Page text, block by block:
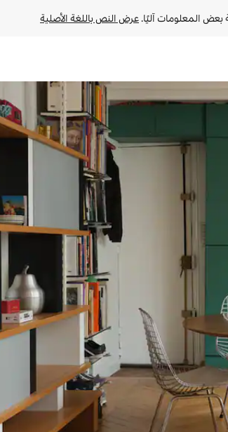
المعلومات آليًا. عرض النص باللغة الأصلية
أو السحب.